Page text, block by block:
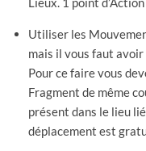
Utiliser les
mais il vous faut
Pour ce faire vous
Fragment de même
présent dans le lieu
déplacement est